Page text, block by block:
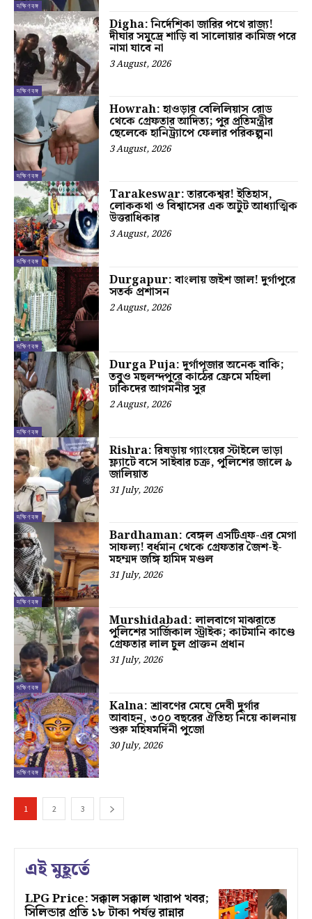
দক্ষিণবঙ্গ
দক্ষিণবঙ্গ
Digha: নির্দেশিকা জারির পথে রাজ্য!
দীঘার সমুদ্রে শাড়ি বা সালোয়ার কামিজ পরে
নামা যাবে না
3 August, 2026
দক্ষিণবঙ্গ
Howrah: হাওড়ার বেলিলিয়াস রোড
থেকে গ্রেফতার আদিত্য; পুর প্রতিমন্ত্রীর
ছেলেকে হানিট্র্যাপে ফেলার পরিকল্পনা
3 August, 2026
দক্ষিণবঙ্গ
Tarakeswar: তারকেশ্বর! ইতিহাস,
লোককথা ও বিশ্বাসের এক অটুট আধ্যাত্মিক
উত্তরাধিকার
3 August, 2026
দক্ষিণবঙ্গ
Durgapur: বাংলায় জইশ জাল! দুর্গাপুরে
সতর্ক প্রশাসন
2 August, 2026
দক্ষিণবঙ্গ
Durga Puja: দুর্গাপূজার অনেক বাকি;
তবুও মছলন্দপুরে কাঠের ফ্রেমে মহিলা
ঢাকিদের আগমনীর সুর
2 August, 2026
দক্ষিণবঙ্গ
Rishra: রিষড়ায় গ্যাংয়ের স্টাইলে ভাড়া
ফ্ল্যাটে বসে সাইবার চক্র, পুলিশের জালে ৯
জালিয়াত
31 July, 2026
দক্ষিণবঙ্গ
Bardhaman: বেঙ্গল এসটিএফ-এর মেগা
সাফল্য! বর্ধমান থেকে গ্রেফতার জৈশ-ই-
মহম্মদ জঙ্গি হামিদ মণ্ডল
31 July, 2026
দক্ষিণবঙ্গ
Murshidabad: লালবাগে মাঝরাতে
পুলিশের সার্জিকাল স্ট্রাইক; কাটমানি কাণ্ডে
গ্রেফতার লাল চুল প্রাক্তন প্রধান
31 July, 2026
দক্ষিণবঙ্গ
Kalna: শ্রাবণের মেঘে দেবী দুর্গার
আবাহন, ৩০০ বছরের ঐতিহ্য নিয়ে কালনায়
শুরু মহিষমর্দিনী পুজো
30 July, 2026
1 2 3
এই মুহূর্তে
LPG Price: সক্কাল সক্কাল খারাপ খবর;
সিলিন্ডার প্রতি ১৮ টাকা পর্যন্ত রান্নার